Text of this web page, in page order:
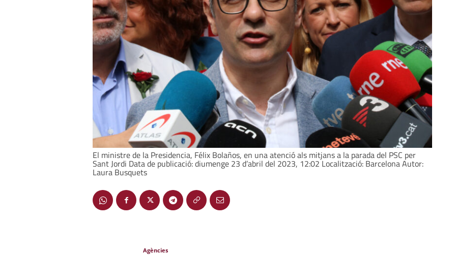
El ministre de la Presidencia, Félix Bolaños, en una atenció als mitjans a la parada del PSC per
Sant Jordi Data de publicació: diumenge 23 d’abril del 2023, 12:02 Localització: Barcelona Autor:
Laura Busquets
Agències